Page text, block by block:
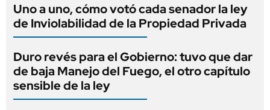
Uno a uno, cómo votó cada senador la ley
de Inviolabilidad de la Propiedad Privada
Duro revés para el Gobierno: tuvo que dar
de baja Manejo del Fuego, el otro capítulo
sensible de la ley